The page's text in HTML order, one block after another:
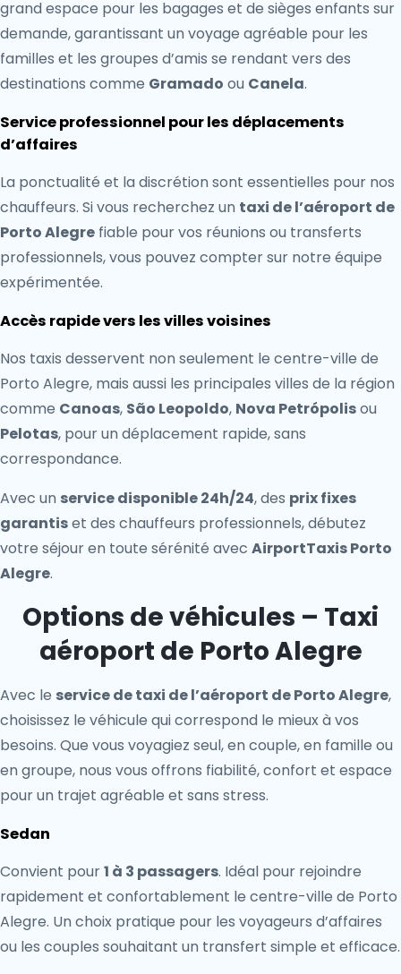
grand espace pour les bagages et de sièges enfants sur
demande, garantissant un voyage agréable pour les
familles et les groupes d’amis se rendant vers des
destinations comme Gramado ou Canela.
Service professionnel pour les déplacements
d’affaires
La ponctualité et la discrétion sont essentielles pour nos
chauffeurs. Si vous recherchez un taxi de l’aéroport de
Porto Alegre fiable pour vos réunions ou transferts
professionnels, vous pouvez compter sur notre équipe
expérimentée.
Accès rapide vers les villes voisines
Nos taxis desservent non seulement le centre-ville de
Porto Alegre, mais aussi les principales villes de la région
comme Canoas, São Leopoldo, Nova Petrópolisou
Pelotas, pour un déplacement rapide, sans
correspondance.
Avec un service disponible 24h/24, des prix fixes
garantiset des chauffeurs professionnels, débutez
votre séjour en toute sérénité avec AirportTaxis Porto
Alegre.
Options de véhicules – Taxi
aéroport de Porto Alegre
Avec le service de taxi de l’aéroport de Porto Alegre,
choisissez le véhicule qui correspond le mieux à vos
besoins. Que vous voyagiez seul, en couple, en famille ou
en groupe, nous vous offrons fiabilité, confort et espace
pour un trajet agréable et sans stress.
Sedan
Convient pour1 à 3 passagers. Idéal pour rejoindre
rapidement et confortablement le centre-ville de Porto
Alegre. Un choix pratique pour les voyageurs d’affaires
ou les couples souhaitant un transfert simple et efficace.